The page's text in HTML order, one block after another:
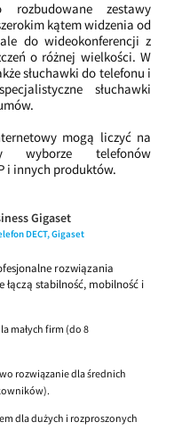
zestawy
kątem widzenia od
do wideokonferencji z
o różnej wielkości. W
słuchawki do telefonu i
słuchawki
mogą liczyć na
wyborze telefonów
i innych produktów.
Gigaset
DECT,Gigaset
rozwiązania
stabilność, mobilność i
małych firm (do 8
rozwiązanie dla średnich
dla dużych i rozproszonych